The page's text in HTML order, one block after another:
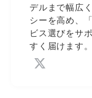
デルまで幅広
シーを高め、
ビス選びをサ
すく届けます。